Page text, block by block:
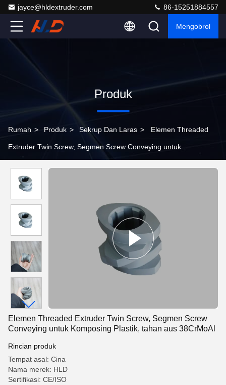
jayce@hldextruder.com 86-15251884557
Mengobrol
Produk
Rumah > Produk > Sekrup Dan Laras > Elemen Threaded
Extruder Twin Screw, Segmen Screw Conveying untuk
Elemen Threaded Extruder Twin Screw, Segmen Screw
Conveying untuk Komposing Plastik, tahan aus 38CrMoAl
Rincian produk
Tempat asal: Cina
Nama merek: HLD
Sertifikasi: CE/ISO